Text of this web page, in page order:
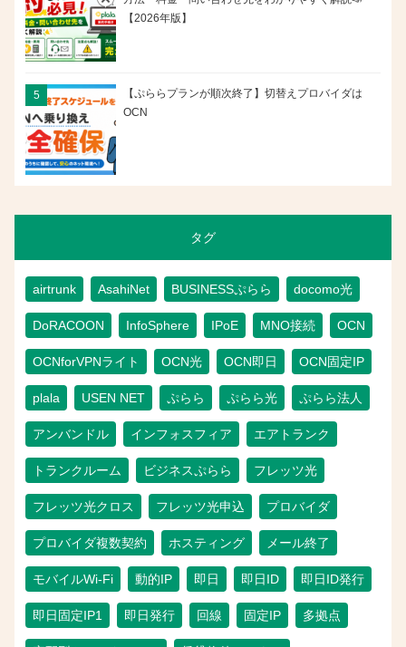
【2026年版】
【ぷららプランが順次終了】切替えプロバイダは
OCN
タグ
airtrunk AsahiNet BUSINESSぷらら docomo光
DoRACOON InfoSphere IPoE MNO接続 OCN
OCNforVPNライト OCN光 OCN即日 OCN固定IP
plala USEN NET ぷらら ぷらら光 ぷらら法人
アンバンドル インフォスフィア エアトランク
トランクルーム ビジネスぷらら フレッツ光
フレッツ光クロス フレッツ光申込 プロバイダ
プロバイダ複数契約 ホスティング メール終了
モバイルWi-Fi 動的IP 即日 即日ID 即日ID発行
即日固定IP1 即日発行 回線 固定IP 多拠点